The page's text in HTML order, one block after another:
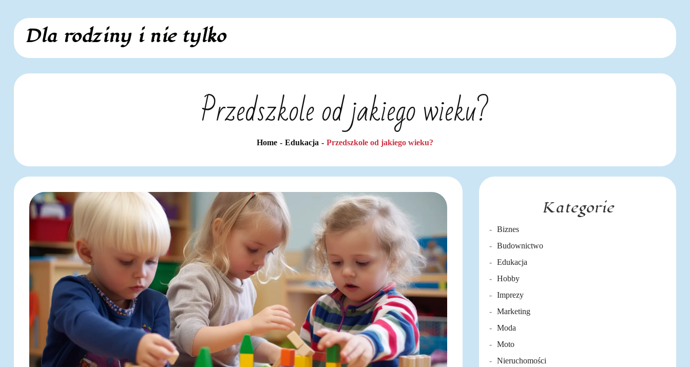
content
Dla rodziny i nie tylko
Przedszkole od jakiego wieku?
Home Edukacja Przedszkole od jakiego wieku?
Kategorie
Biznes
Budownictwo
Edukacja
Hobby
Imprezy
Marketing
Moda
Moto
Nieruchomości